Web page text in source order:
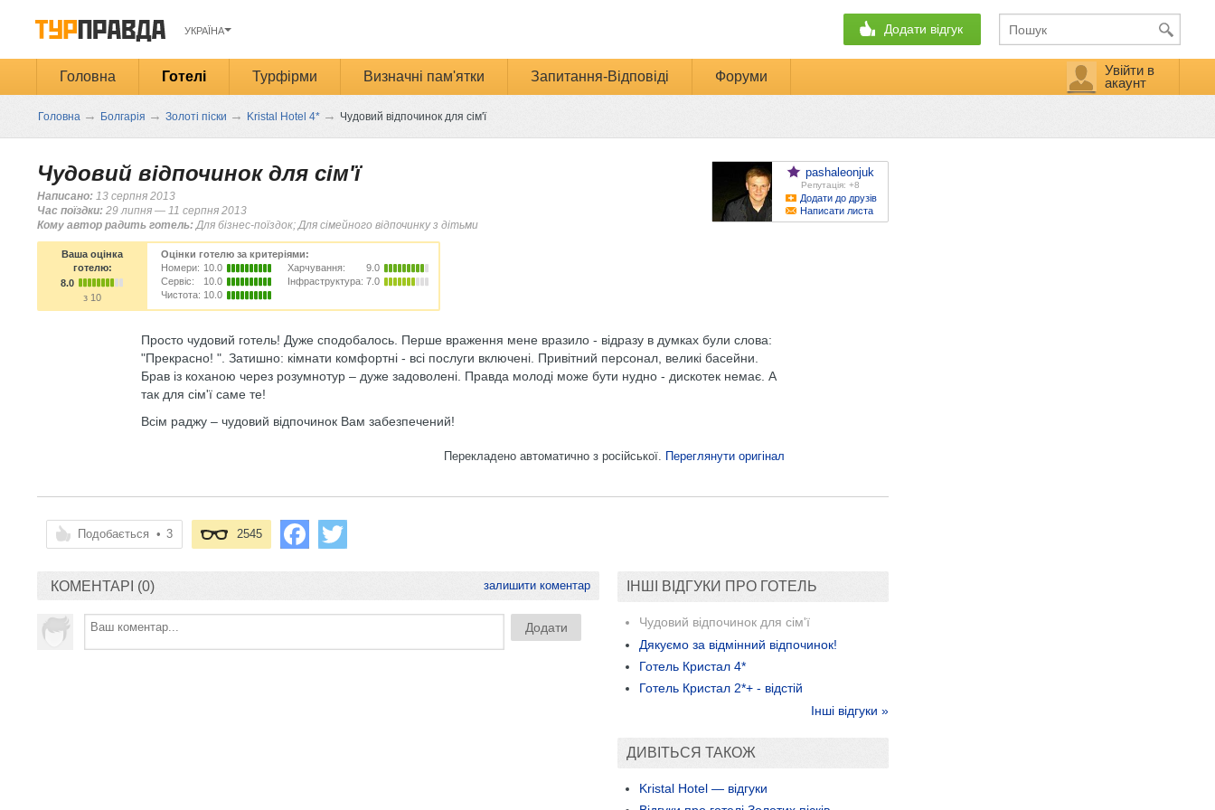
УКРАЇНА Додати відгук
Головна Готелі Турфірми Визначні пам'ятки Запитання-Відповіді Форуми
Увійти в
акаунт
Головна → Болгарія → Золоті піски → Kristal Hotel 4* → Чудовий відпочинок для сім'ї
Чудовий відпочинок для сім'ї
Написано: 13 серпня 2013
Час поїздки: 29 липня — 11 серпня 2013
Кому автор радить готель: Для бізнес-поїздок; Для сімейного відпочинку з дітьми
pashaleonjuk
Репутація: +8
Додати до друзів
Написати листа
Ваша оцінка
готелю:
8.0
з 10
Оцінки готелю за критеріями:
Номери: 10.0
Сервіс:
10.0
Чистота: 10.0
Харчування:
9.0
Інфраструктура: 7.0
Просто чудовий готель! Дуже сподобалось. Перше враження мене вразило - відразу в думках були слова:
"Прекрасно! ". Затишно: кімнати комфортні - всі послуги включені. Привітний персонал, великі басейни.
Брав із коханою через розумнотур – дуже задоволені. Правда молоді може бути нудно - дискотек немає. А
так для сім'ї саме те!
Всім раджу – чудовий відпочинок Вам забезпечений!
Перекладено автоматично з російської. Переглянути оригінал
Подобається • 3 2545
КОМЕНТАРІ (0) залишити коментар ІНШІ ВІДГУКИ ПРО ГОТЕЛЬ
Чудовий відпочинок для сім'ї
Дякуємо за відмінний відпочинок!
Готель Кристал 4*
Готель Кристал 2*+ - відстій
Інші відгуки »
ДИВІТЬСЯ ТАКОЖ
Kristal Hotel — відгуки